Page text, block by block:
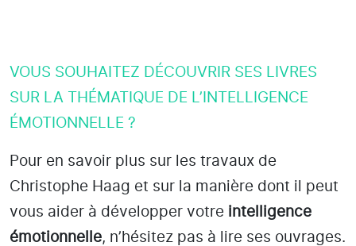
VOUS SOUHAITEZ DÉCOUVRIR SES LIVRES
SUR LA THÉMATIQUE DE L’INTELLIGENCE
ÉMOTIONNELLE ?
Pour en savoir plus sur les travaux de
Christophe Haag et sur la manière dont il peut
vous aider à développer votre intelligence
émotionnelle, n’hésitez pas à lire ses ouvrages.